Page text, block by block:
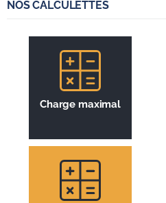
NOS CALCULETTES
Charge maximal